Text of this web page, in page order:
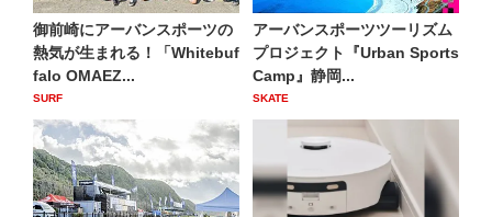
御前崎にアーバンスポーツの
熱気が生まれる！「Whitebuf
falo OMAEZ...
SURF
アーバンスポーツツーリズム
プロジェクト『Urban Sports
Camp』静岡...
SKATE